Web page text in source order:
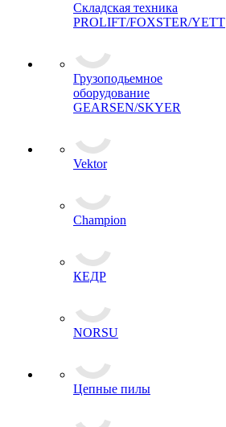
Складская техника
PROLIFT/FOXSTER/YETT
Грузоподьемное
оборудование
GEARSEN/SKYER
Vektor
Champion
КЕДР
NORSU
Цепные пилы